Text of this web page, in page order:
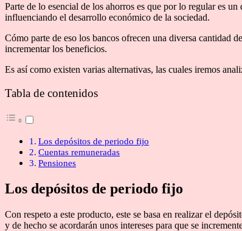
Parte de lo esencial de los ahorros es que por lo regular es
influenciando el desarrollo económico de la sociedad.
Cómo parte de eso los bancos ofrecen una diversa cantidad
incrementar los beneficios.
Es así como existen varias alternativas, las cuales iremos
Tabla de contenidos
Los depósitos de periodo fijo
Cuentas remuneradas
Pensiones
Los depósitos de periodo fijo
Con respeto a este producto, este se basa en realizar el
y de hecho se acordarán unos intereses para que se